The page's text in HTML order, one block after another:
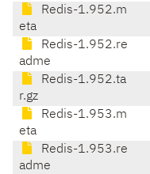
Redis-1.952.m
eta
Redis-1.952.re
adme
Redis-1.952.ta
r.gz
Redis-1.953.m
eta
Redis-1.953.re
adme